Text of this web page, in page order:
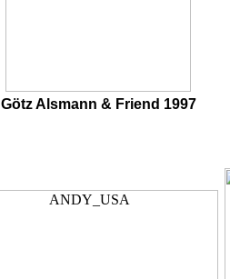
Götz Alsmann & Friend 1997